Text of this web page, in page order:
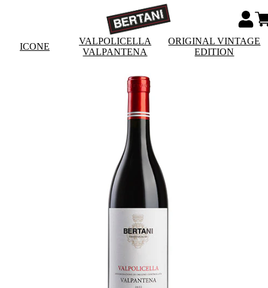
ICONE
VALPOLICELLA
VALPANTENA
ORIGINAL VINTAGE
EDITION